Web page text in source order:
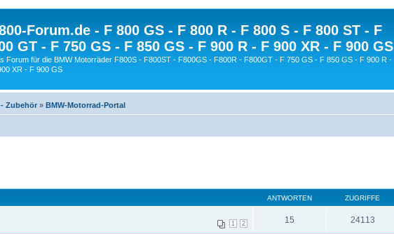
Forum.de - F 800 GS - F 800 R - F 800 S - F 800 ST - F
GT - F 750 GS - F 850 GS - F 900 R - F 900 XR - F 900 GS
Forum für die BMW Motorräder F800S - F800ST - F800GS - F800R - F800GT - F 750 GS - F 850 GS - F 900 R -
XR - F 900 GS
- Zubehör » BMW-Motorrad-Portal
ANTWORTEN ZUGRIFFE
1 2 15 24113